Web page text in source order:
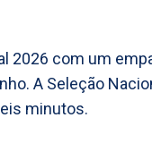
2026 com um
A Seleção
minutos.